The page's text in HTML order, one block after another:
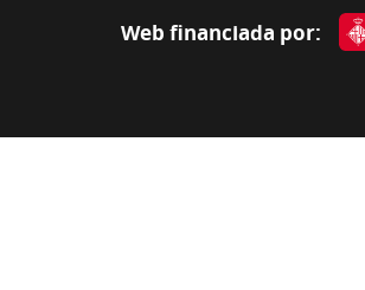
Web financiada por: